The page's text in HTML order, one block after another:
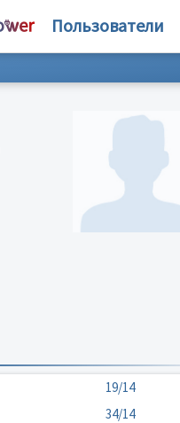
Пользователи
19/14
34/14